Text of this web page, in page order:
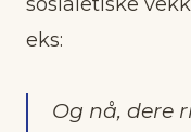
eks:
Og nå, dere